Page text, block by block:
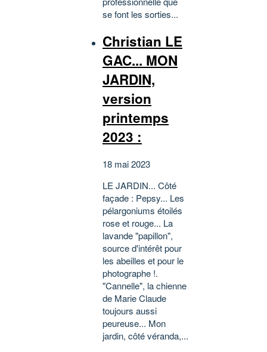
se font les sorties...
Christian LE
GAC... MON
JARDIN,
version
printemps
2023 :
18 mai 2023
LE JARDIN... Côté
façade : Pepsy... Les
pélargoniums étoilés
rose et rouge... La
lavande "papillon",
source d'intérêt pour
les abeilles et pour le
photographe !.
"Cannelle", la chienne
de Marie Claude
toujours aussi
peureuse... Mon
jardin, côté véranda,...